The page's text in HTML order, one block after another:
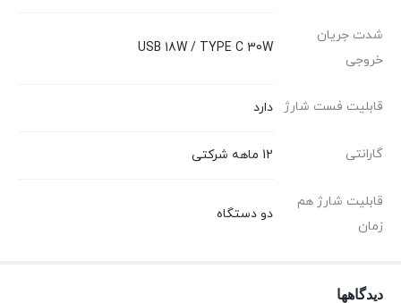
شدت جریان
خروجی
USB 18W / TYPE C 30W
قابلیت فست شارژ دارد
گارانتی 12 ماهه شرکتی
قابلیت شارژ هم
زمان
دو دستگاه
دیدگاهها